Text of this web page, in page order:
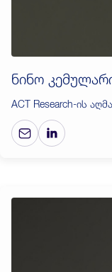
ნინო
ACT Research-ის